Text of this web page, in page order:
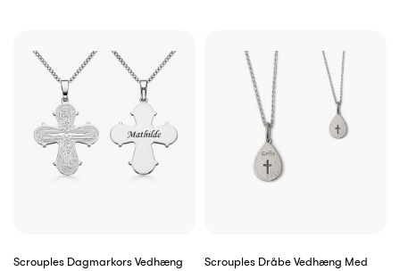
Scrouples Dagmarkors Vedhæng
Scrouples Dråbe Vedhæng Med